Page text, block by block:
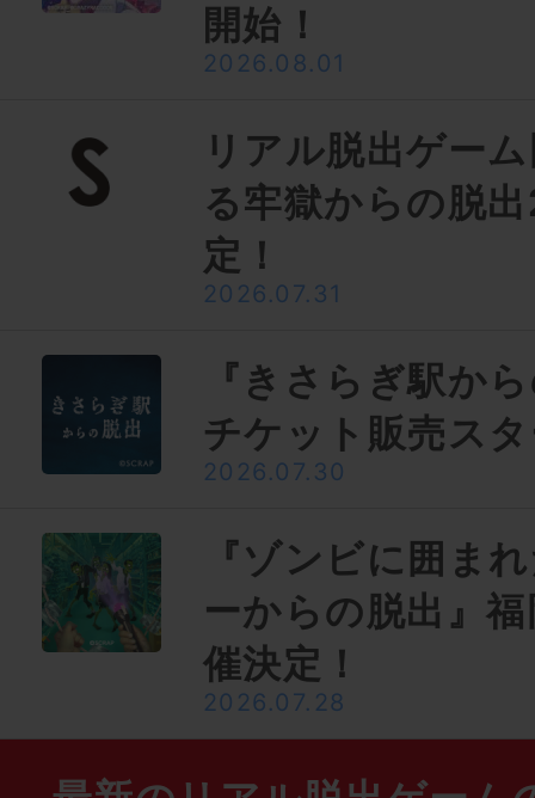
開始！
2026.08.01
リアル脱出ゲー
る牢獄からの脱
定！
2026.07.31
『きさらぎ駅か
チケット販売ス
2026.07.30
『ゾンビに囲ま
ーからの脱出』
催決定！
2026.07.28